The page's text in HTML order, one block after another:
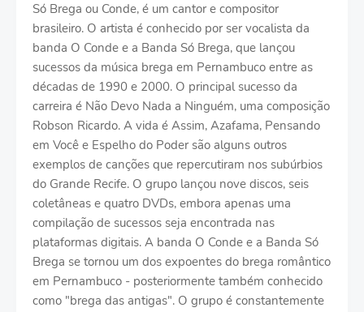
Só Brega ou Conde, é um cantor e compositor
brasileiro. O artista é conhecido por ser vocalista da
banda O Conde e a Banda Só Brega, que lançou
sucessos da música brega em Pernambuco entre as
décadas de 1990 e 2000. O principal sucesso da
carreira é Não Devo Nada a Ninguém, uma composição
Robson Ricardo. A vida é Assim, Azafama, Pensando
em Você e Espelho do Poder são alguns outros
exemplos de canções que repercutiram nos subúrbios
do Grande Recife. O grupo lançou nove discos, seis
coletâneas e quatro DVDs, embora apenas uma
compilação de sucessos seja encontrada nas
plataformas digitais. A banda O Conde e a Banda Só
Brega se tornou um dos expoentes do brega romântico
em Pernambuco - posteriormente também conhecido
como "brega das antigas". O grupo é constantemente